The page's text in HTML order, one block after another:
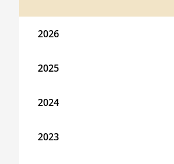
2026
2025
2024
2023